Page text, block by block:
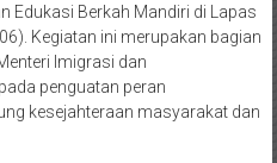
Edukasi Berkah Mandiri di Lapas
Kegiatan ini merupakan bagian
Imigrasi dan
penguatan peran
kesejahteraan masyarakat dan